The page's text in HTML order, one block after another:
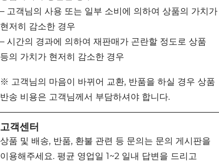
– 고객님의 사용 또는 일부 소비에 의하여 상품의 가치가
현저히 감소한 경우
– 시간의 경과에 의하여 재판매가 곤란할 정도로 상품
등의 가치가 현저히 감소한 경우
※ 고객님의 마음이 바뀌어 교환, 반품을 하실 경우 상품
반송 비용은 고객님께서 부담하셔야 합니다.
고객센터
상품 및 배송, 반품, 환불 관련 등 문의는 문의 게시판을
이용해주세요. 평균 영업일 1~2 일내 답변을 드리고